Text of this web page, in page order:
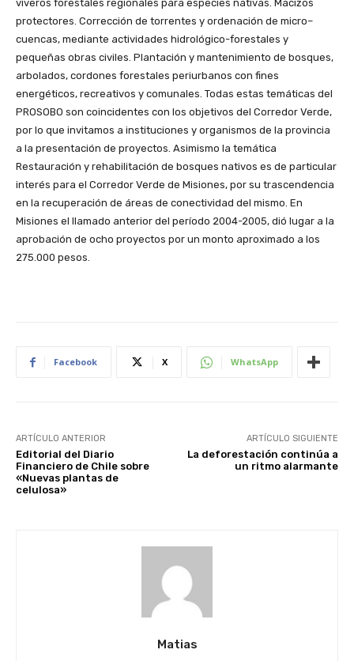
viveros forestales regionales para especies nativas. Macizos
protectores. Corrección de torrentes y ordenación de micro–
cuencas, mediante actividades hidrológico-forestales y
pequeñas obras civiles. Plantación y mantenimiento de bosques,
arbolados, cordones forestales periurbanos con fines
energéticos, recreativos y comunales. Todas estas temáticas del
PROSOBO son coincidentes con los objetivos del Corredor Verde,
por lo que invitamos a instituciones y organismos de la provincia
a la presentación de proyectos. Asimismo la temática
Restauración y rehabilitación de bosques nativos es de particular
interés para el Corredor Verde de Misiones, por su trascendencia
en la recuperación de áreas de conectividad del mismo. En
Misiones el llamado anterior del período 2004-2005, dió lugar a la
aprobación de ocho proyectos por un monto aproximado a los
275.000 pesos.
Facebook X WhatsApp
ARTÍCULO ANTERIOR
Editorial del Diario
Financiero de Chile sobre
«Nuevas plantas de
celulosa»
ARTÍCULO SIGUIENTE
La deforestación continúa a
un ritmo alarmante
Matias